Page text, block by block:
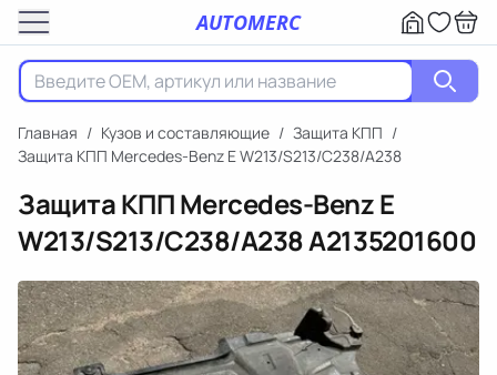
AUTOMERC
Главная / Кузов и составляющие / Защита КПП /
Защита КПП Mercedes-Benz E W213/S213/C238/A238
Защита КПП Mercedes-Benz E
W213/S213/C238/A238A2135201600